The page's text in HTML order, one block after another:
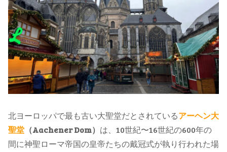
北ヨーロッパで最も古い大聖堂だとされているアーヘン大
聖堂 （Aachener Dom） は、10世紀〜16世紀の600年の
間に神聖ローマ帝国の皇帝たちの戴冠式が執り行われた場